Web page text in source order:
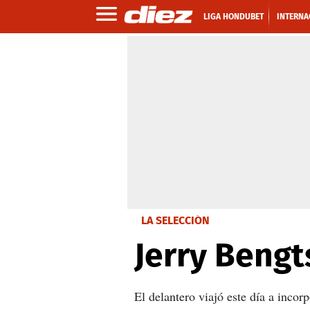
LIGA HONDUBET
LA SELECCIÓN
Jerry
El delantero viajó este día a